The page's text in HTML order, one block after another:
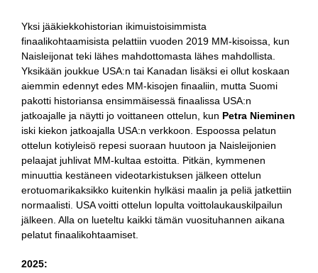
Yksi jääkiekkohistorian ikimuistoisimmista
finaalikohtaamisista pelattiin vuoden 2019 MM-kisoissa, kun
Naisleijonat teki lähes mahdottomasta lähes mahdollista.
Yksikään joukkue USA:n tai Kanadan lisäksi ei ollut koskaan
aiemmin edennyt edes MM-kisojen finaaliin, mutta Suomi
pakotti historiansa ensimmäisessä finaalissa USA:n
jatkoajalle ja näytti jo voittaneen ottelun, kun Petra Nieminen
iski kiekon jatkoajalla USA:n verkkoon. Espoossa pelatun
ottelun kotiyleisö repesi suoraan huutoon ja Naisleijonien
pelaajat juhlivat MM-kultaa estoitta. Pitkän, kymmenen
minuuttia kestäneen videotarkistuksen jälkeen ottelun
erotuomarikaksikko kuitenkin hylkäsi maalin ja peliä jatkettiin
normaalisti. USA voitti ottelun lopulta voittolaukauskilpailun
jälkeen. Alla on lueteltu kaikki tämän vuosituhannen aikana
pelatut finaalikohtaamiset.
2025: